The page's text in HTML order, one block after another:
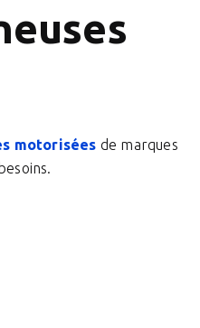
motorisées de marques